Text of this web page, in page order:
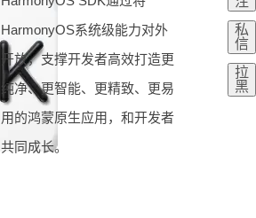
HarmonyOS系统级能力对外
开放，支撑开发者高效打造更
纯净、更智能、更精致、更易
用的鸿蒙原生应用，和开发者
共同成长。
私
信
拉
黑